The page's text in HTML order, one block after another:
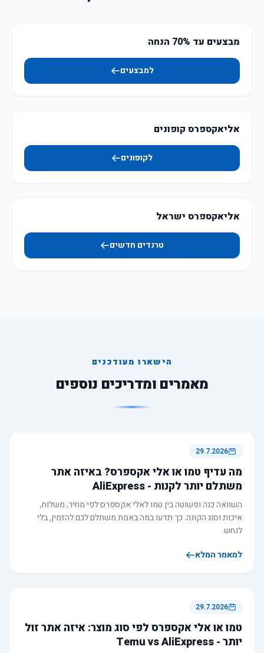
מבצעים עד 70% הנחה
למבצעים
אליאקספרס קופונים
לקופונים
אליאקספרס ישראל
טרנדים חדשים
הישארו מעודכנים
מאמרים ומדריכים נוספים
29.7.2026
מה עדיף טמו או אלי אקספרס? באיזה אתר
משתלם יותר לקנות - AliExpress
השוואה כנה ופשוטה בין טמו לאלי אקספרס לפי מחיר, משלוח,
איכות וסוג הקונה. כך תדעו במה באמת משתלם לכם להזמין, בלי
לנחש.
למאמר המלא
29.7.2026
טמו או אלי אקספרס לפי סוג מוצר: איזה אתר זול
יותר - Temu vs AliExpress